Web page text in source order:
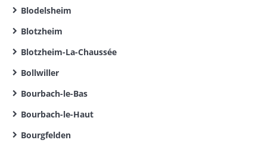
Blodelsheim
Blotzheim
Blotzheim-La-Chaussée
Bollwiller
Bourbach-le-Bas
Bourbach-le-Haut
Bourgfelden